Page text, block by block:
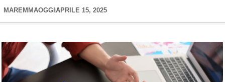
MAREMMAOGGI APRILE 15, 2025